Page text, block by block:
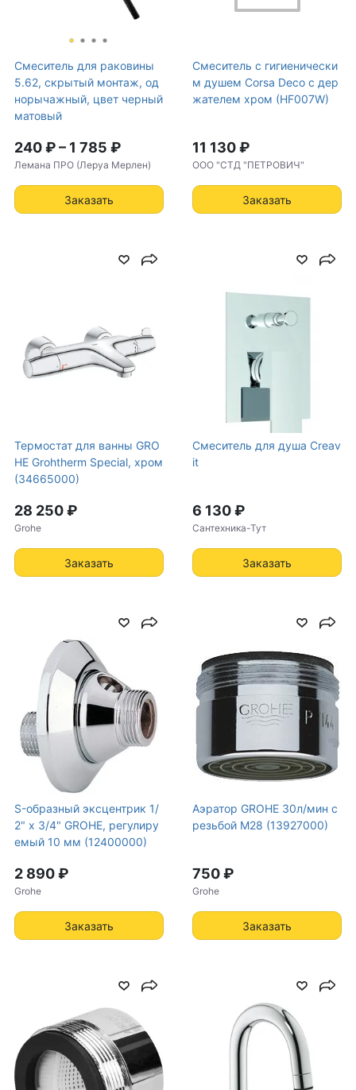
Смеситель для раковины
5.62, скрытый монтаж, од
норычажный, цвет черный
матовый
240 ₽– 1 785 ₽
Лемана ПРО (Леруа Мерлен)
Заказать
Смеситель с гигиенически
м душем Corsa Deco с дер
жателем хром (HF007W)
11 130 ₽
ООО "СТД "ПЕТРОВИЧ"
Заказать
Термостат для ванны GRO
HE Grohtherm Special, хром
(34665000)
28 250 ₽
Grohe
Заказать
Cмеситель для душа Creav
it
6 130 ₽
Сантехника-Тут
Заказать
S-образный эксцентрик 1/
2" x 3/4" GROHE, регулиру
емый 10 мм (12400000)
2 890 ₽
Grohe
Заказать
Аэратор GROHE 30л/мин с
резьбой М28 (13927000)
750 ₽
Grohe
Заказать